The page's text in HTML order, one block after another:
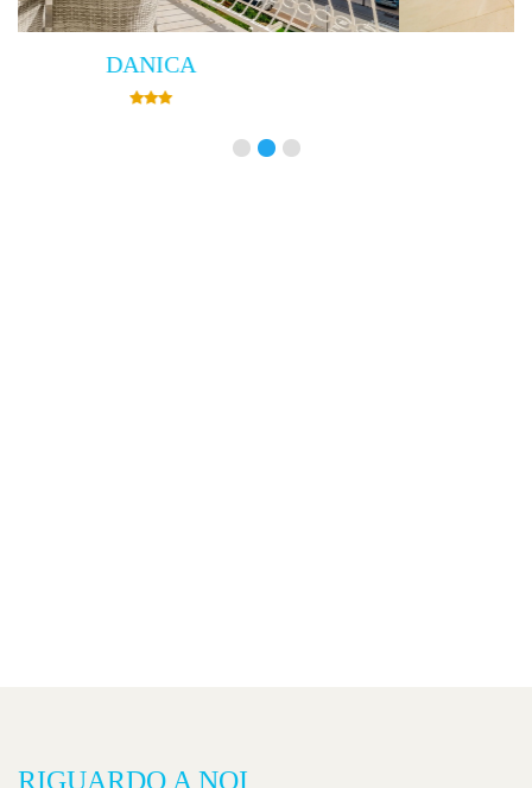
RIGUARDO A NOI